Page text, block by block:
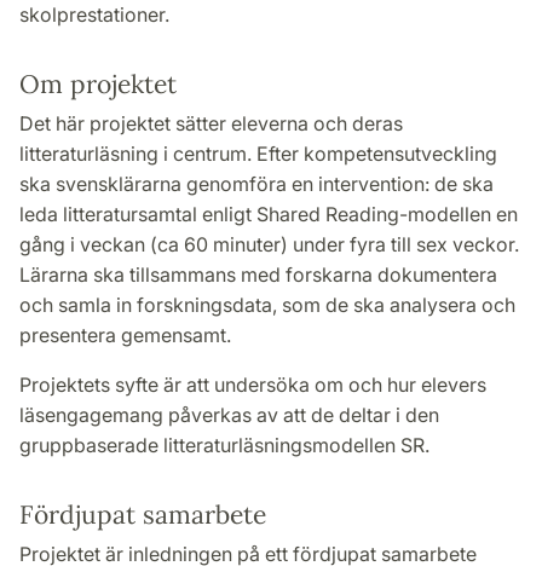
skolprestationer.
Om projektet
Det här projektet sätter eleverna och deras
litteraturläsning i centrum. Efter kompetensutveckling
ska svensklärarna genomföra en intervention: de ska
leda litteratursamtal enligt Shared Reading-modellen en
gång i veckan (ca 60 minuter) under fyra till sex veckor.
Lärarna ska tillsammans med forskarna dokumentera
och samla in forskningsdata, som de ska analysera och
presentera gemensamt.
Projektets syfte är att undersöka om och hur elevers
läsengagemang påverkas av att de deltar i den
gruppbaserade litteraturläsningsmodellen SR.
Fördjupat samarbete
Projektet är inledningen på ett fördjupat samarbete